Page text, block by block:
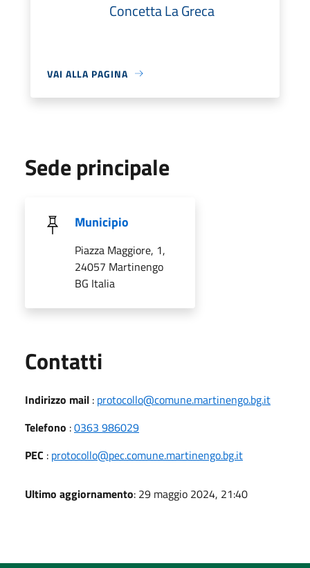
Concetta La Greca
VAI ALLA PAGINA
Sede principale
Municipio
Piazza Maggiore, 1,
24057 Martinengo
BG Italia
Contatti
Indirizzo mail : protocollo@comune.martinengo.bg.it
Telefono :0363 986029
PEC : protocollo@pec.comune.martinengo.bg.it
Ultimo aggiornamento: 29 maggio 2024, 21:40